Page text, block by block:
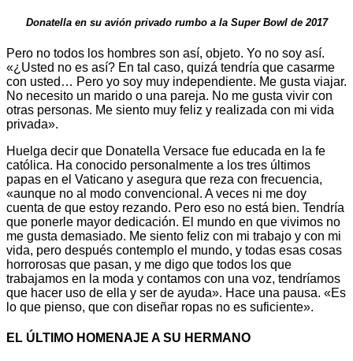
Donatella en su avión privado rumbo a la Super Bowl de 2017
Pero no todos los hombres son así, objeto. Yo no soy así.
«¿Usted no es así? En tal caso, quizá tendría que casarme
con usted… Pero yo soy muy independiente. Me gusta viajar.
No necesito un marido o una pareja. No me gusta vivir con
otras personas. Me siento muy feliz y realizada con mi vida
privada».
Huelga decir que Donatella Versace fue educada en la fe
católica. Ha conocido personalmente a los tres últimos
papas en el Vaticano y asegura que reza con frecuencia,
«aunque no al modo convencional. A veces ni me doy
cuenta de que estoy rezando. Pero eso no está bien. Tendría
que ponerle mayor dedicación. El mundo en que vivimos no
me gusta demasiado. Me siento feliz con mi trabajo y con mi
vida, pero después contemplo el mundo, y todas esas cosas
horrorosas que pasan, y me digo que todos los que
trabajamos en la moda y contamos con una voz, tendríamos
que hacer uso de ella y ser de ayuda». Hace una pausa. «Es
lo que pienso, que con diseñar ropas no es suficiente».
EL ÚLTIMO HOMENAJE A SU HERMANO